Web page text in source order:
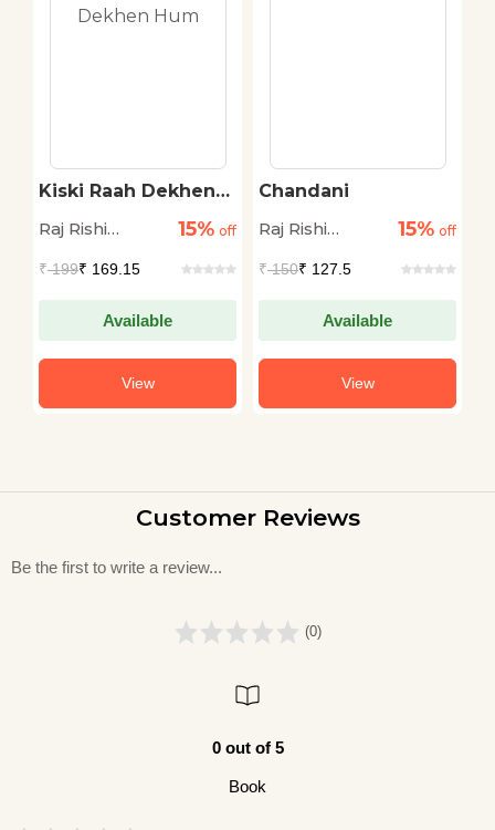
Kiski Raah Dekhen
Raj Rishi
15% off
₹199₹ 169.15
Available
View
Chandani
Raj Rishi
15% off
₹150₹ 127.5
Available
View
Customer Reviews
Be the first to write a review...
(0)
0 out of 5
Book